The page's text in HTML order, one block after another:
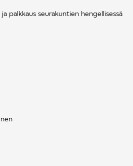
palkkaus seurakuntien hengellisessä